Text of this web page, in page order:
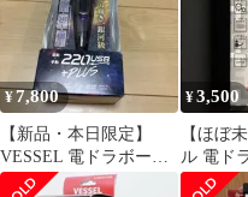
a78be92b
¥7,800
【新品・本日限定】
VESSEL 電ドラボール
プラス 220USB-P1GPU
¥3,500
【ほぼ
ル 電ド
ス